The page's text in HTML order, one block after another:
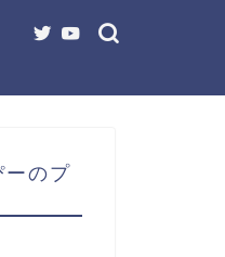
ーのプ